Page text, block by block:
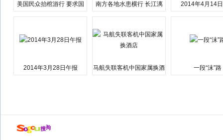
美国民众抬棺游行 要求国
南方各地水患横行 长江漓
2014年4月14
2014年3月28日午报
马航失联客机中国家属换酒
一段“沫”路